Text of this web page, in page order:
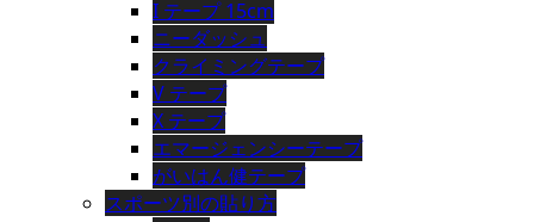
I テープ 15cm
ニーダッシュ
クライミングテープ
V テープ
X テープ
エマージェンシーテープ
がいはん健テープ
スポーツ別の貼り方